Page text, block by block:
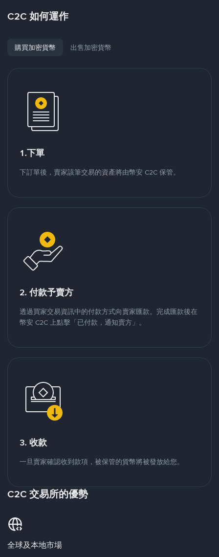
C2C 如何運作
購買加密貨幣 出售加密貨幣
1.下單
下訂單後，賣家該筆交易的資產將由幣安 C2C 保管。
2. 付款予賣方
透過買家交易資訊中的付款方式向賣家匯款。完成匯款後在
幣安 C2C 上點擊「已付款，通知賣方」。
3. 收款
一旦賣家確認收到款項，被保管的貨幣將被發放給您。
C2C 交易所的優勢
全球及本地市場